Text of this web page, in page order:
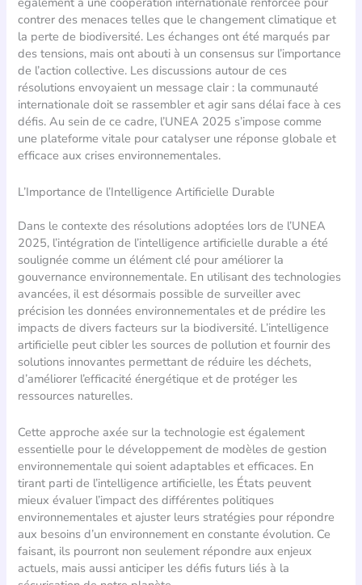
contrer des menaces telles que le changement climatique et
la perte de biodiversité. Les échanges ont été marqués par
des tensions, mais ont abouti à un consensus sur l’importance
de l’action collective. Les discussions autour de ces
résolutions envoyaient un message clair : la communauté
internationale doit se rassembler et agir sans délai face à ces
défis. Au sein de ce cadre, l’UNEA 2025 s’impose comme
une plateforme vitale pour catalyser une réponse globale et
efficace aux crises environnementales.
L’Importance de l’Intelligence Artificielle Durable
Dans le contexte des résolutions adoptées lors de l’UNEA
2025, l’intégration de l’intelligence artificielle durable a été
soulignée comme un élément clé pour améliorer la
gouvernance environnementale. En utilisant des technologies
avancées, il est désormais possible de surveiller avec
précision les données environnementales et de prédire les
impacts de divers facteurs sur la biodiversité. L’intelligence
artificielle peut cibler les sources de pollution et fournir des
solutions innovantes permettant de réduire les déchets,
d’améliorer l’efficacité énergétique et de protéger les
ressources naturelles.
Cette approche axée sur la technologie est également
essentielle pour le développement de modèles de gestion
environnementale qui soient adaptables et efficaces. En
tirant parti de l’intelligence artificielle, les États peuvent
mieux évaluer l’impact des différentes politiques
environnementales et ajuster leurs stratégies pour répondre
aux besoins d’un environnement en constante évolution. Ce
faisant, ils pourront non seulement répondre aux enjeux
actuels, mais aussi anticiper les défis futurs liés à la